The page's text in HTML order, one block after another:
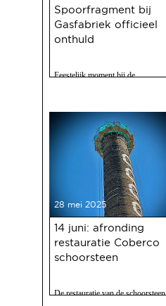
Spoorfragment bij
Gasfabriek officieel
onthuld
Feestelijk moment bij de
28 mei 2025
14 juni: afronding
restauratie Coberco
schoorsteen
De restauratie van de schoorsteen